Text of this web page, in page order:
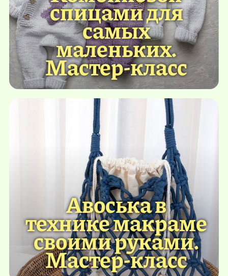
спицами для
самых
маленьких.
Мастер-класс
Авоська в
технике макраме
своими руками.
Мастер-класс